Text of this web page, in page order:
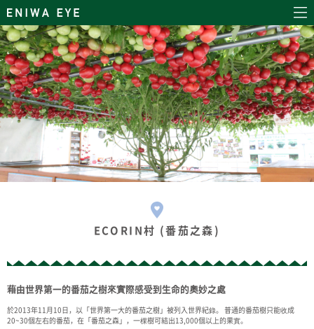
ECORIN村 (番茄之森)
藉由世界第一的番茄之樹來實際感受到生命的奧妙之處
於2013年11月10日，以「世界第一大的番茄之樹」被列入世界紀錄。 普通的番茄樹只能收成
20~30個左右的番茄，在「番茄之森」，一棵樹可結出13,000個以上的果實。